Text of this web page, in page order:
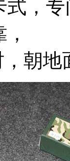
式，
面